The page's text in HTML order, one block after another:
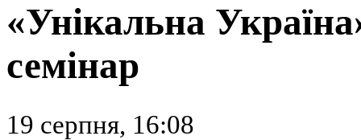
«Унікальна
семінар
19 серпня, 16:08